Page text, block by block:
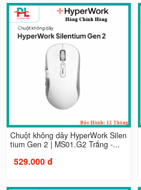
Chuột không dây HyperWork Silen
tium Gen 2 | MS01.G2 Trắng -...
529.000 đ